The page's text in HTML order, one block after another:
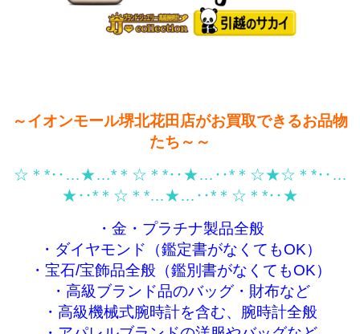
～イオンモール堺北花田店がお買取できるお品物
たち～～
☆＊*‥…★…*＊☆＊*‥★…‥*＊☆★☆＊*‥…
★‥*＊☆＊*…★…‥*＊☆＊*‥★
・金・プラチナ製品全般
・ダイヤモンド（鑑定書がなくてもOK）
・宝石/宝飾品全般（鑑別書がなくてもOK）
・高級ブランド品のバッグ・財布など
・高級機械式腕時計を含む、腕時計全般